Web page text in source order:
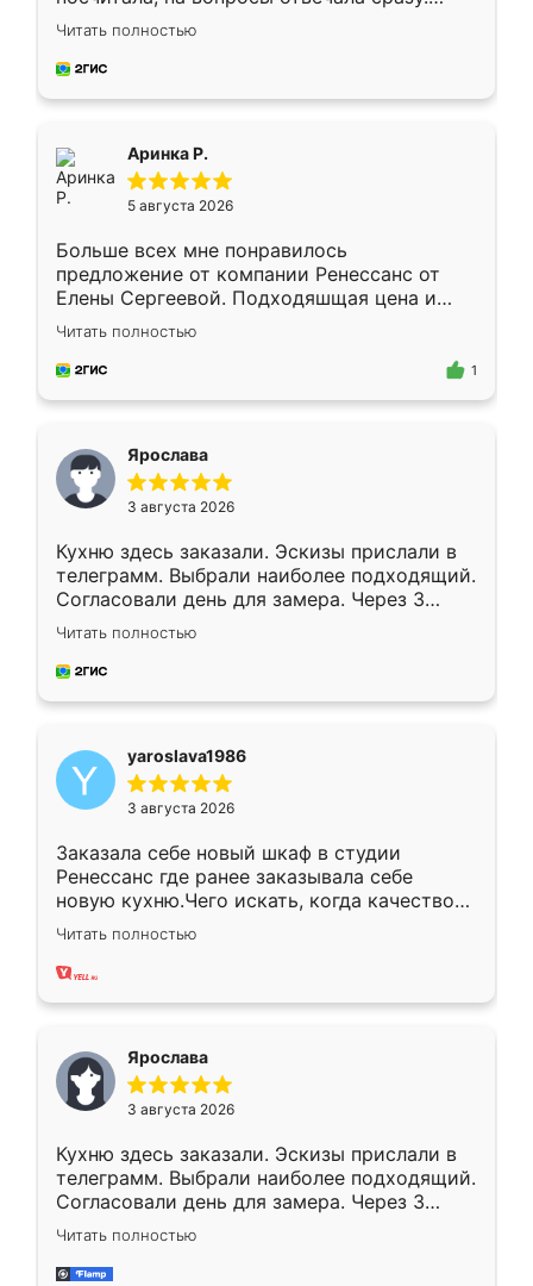
Замерщик приехал в субботу, подошёл к
делу со всей ответственностью. Собрали
за день, ребята работали аккуратно, даже
Читать полностью
Аринка Р.
5 августа 2026
Больше всех мне понравилось
предложение от компании Ренессанс от
Елены Сергеевой. Подходяшщая цена и
короткие сроки изготовления. Приехавший
для замера сотрудник Владислав
предложил по моему эскизу самый
Читать полностью
1
Ярослава
3 августа 2026
Кухню здесь заказали. Эскизы прислали в
телеграмм. Выбрали наиболее подходящий.
Согласовали день для замера. Через 3
недели кухня была уже готова. Остались
довольны работой. Спасибо Ренессанс
мебель за качественную работу!
Читать полностью
yaroslava1986
3 августа 2026
Заказала себе новый шкаф в студии
Ренессанс где ранее заказывала себе
новую кухню.Чего искать, когда качеством
вполне довольна. Служит кухня уже почти
два года, нареканий нет.
Читать полностью
Ярослава
3 августа 2026
Кухню здесь заказали. Эскизы прислали в
телеграмм. Выбрали наиболее подходящий.
Согласовали день для замера. Через 3
недели кухня была уже готова. Остались
довольны работой. Спасибо Ренессанс
мебель за качественную работу!
Читать полностью